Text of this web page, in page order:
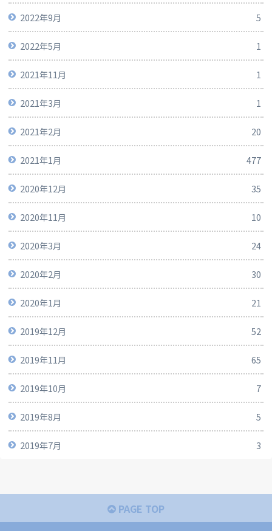
2022年9月 5
2022年5月 1
2021年11月 1
2021年3月 1
2021年2月 20
2021年1月 477
2020年12月 35
2020年11月 10
2020年3月 24
2020年2月 30
2020年1月 21
2019年12月 52
2019年11月 65
2019年10月 7
2019年8月 5
2019年7月 3
PAGE TOP